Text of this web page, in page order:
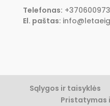
Telefonas:
El. paštas:
Sąlygos ir taisyklės
Pristatymas